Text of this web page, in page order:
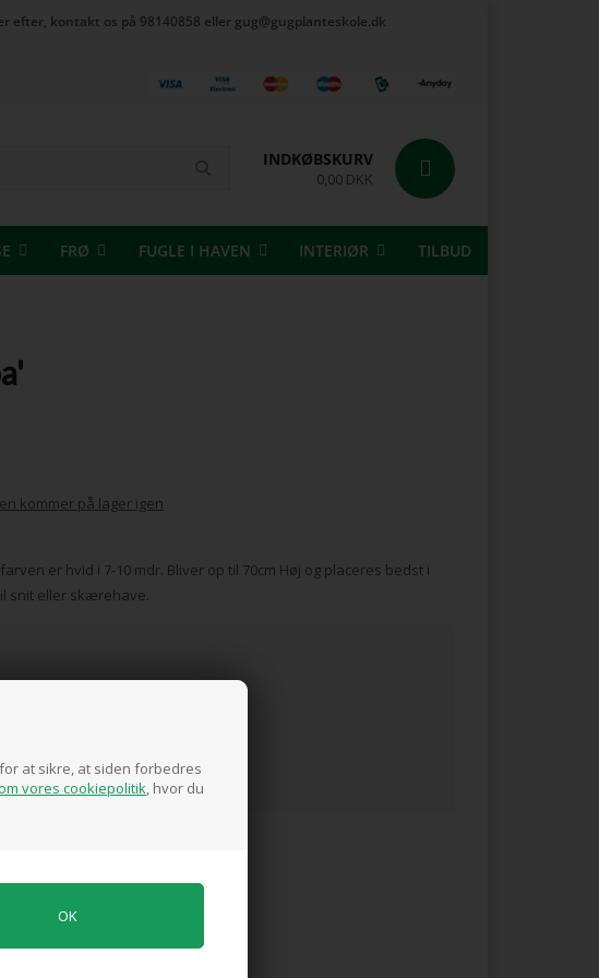
at sikre, at siden forbedres
vores cookiepolitik, hvor du
efter, kontakt os på 98140858 eller gug@gugplanteskole.dk
INDKØBSKURV
0,00 DKK
FRØ FUGLE I HAVEN INTERIØR TILBUD
kommer på lager igen
er hvid i 7-10 mdr. Bliver op til 70cm Høj og placeres bedst i
snit eller skærehave.